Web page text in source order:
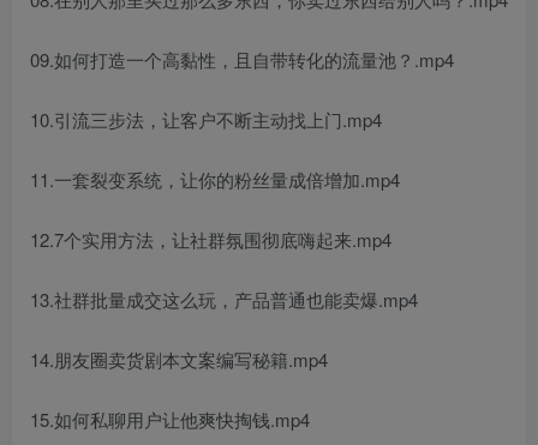
09.如何打造一个高黏性，且自带转化的流量池？.mp4
10.引流三步法，让客户不断主动找上门.mp4
11.一套裂变系统，让你的粉丝量成倍增加.mp4
12.7个实用方法，让社群氛围彻底嗨起来.mp4
13.社群批量成交这么玩，产品普通也能卖爆.mp4
14.朋友圈卖货剧本文案编写秘籍.mp4
15.如何私聊用户让他爽快掏钱.mp4